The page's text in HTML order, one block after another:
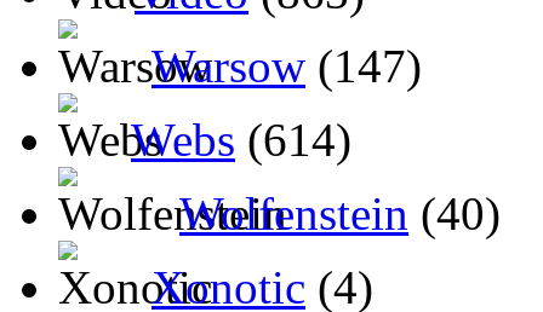
Warsow (147)
Webs (614)
Wolfenstein (40)
Xonotic (4)